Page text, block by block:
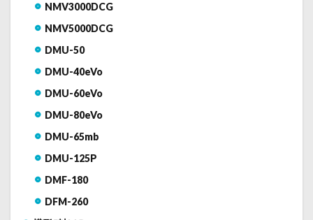
NMV3000DCG
NMV5000DCG
DMU-50
DMU-40eVo
DMU-60eVo
DMU-80eVo
DMU-65mb
DMU-125P
DMF-180
DFM-260